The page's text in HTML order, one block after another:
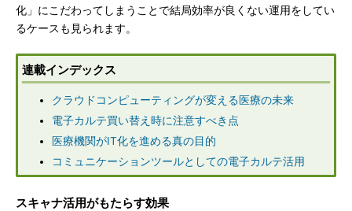
化」にこだわってしまうことで結局効率が良くない運用をしてい
るケースも見られます。
連載インデックス
クラウドコンピューティングが変える医療の未来
電子カルテ買い替え時に注意すべき点
医療機関がIT化を進める真の目的
コミュニケーションツールとしての電子カルテ活用
スキャナ活用がもたらす効果